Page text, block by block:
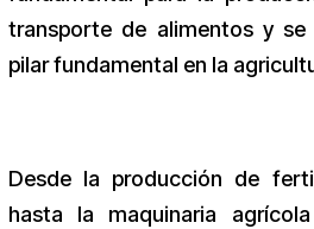
transporte de alimentos y
pilar fundamental en la
Desde la producción de
hasta la maquinaria